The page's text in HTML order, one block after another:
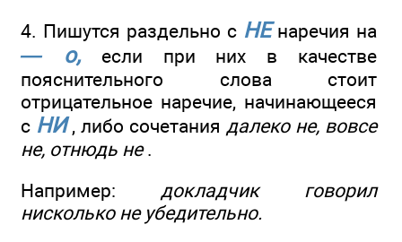
4. Пишутся раздельно с НЕнаречия на
— о,если при них в качестве
пояснительного слова стоит
отрицательное наречие, начинающееся
с НИ, либо сочетания далеко не, вовсе
не, отнюдь не.
Например: докладчик говорил
нисколько не убедительно.